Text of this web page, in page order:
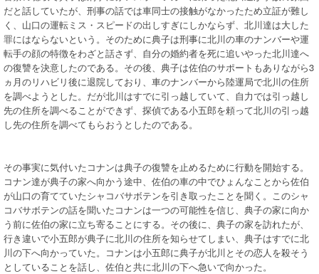
だと話していたが、刑事の話では車同士の接触がなかったため立証が難し
く、山口の運転ミス・スピードの出しすぎにしかならず、北川達は大した
罪にはならないという。そのために典子は刑事に北川の車のナンバーや運
転手の顔の特徴をわざと話さず、自分の婚約者を死に追いやった北川達へ
の復讐を決意したのである。その後、典子は佐伯のサポートもありながら3
ヵ月のリハビリ後に退院しており、車のナンバーから陸運局で北川の住所
を調べようとした。だが北川はすでに引っ越していて、自力では引っ越し
先の住所を調べることができず、探偵である小五郎を頼って北川の引っ越
し先の住所を調べてもらおうとしたのである。
その事実に気付いたコナンは典子の復讐を止めるために行動を開始する。
コナン達が典子の家へ向かう途中、佐伯の車の中でひょんなことから佐伯
が山口の育てていたシャコバサボテンを引き取ったことを聞く。このシャ
コバサボテンの話を聞いたコナンは一つの可能性を信じ、典子の家に向か
う前に佐伯の家に立ち寄ることにする。その後に、典子の家を訪れたが、
行き違いで小五郎が典子に北川の住所を知らせてしまい、典子はすでに北
川の下へ向かっていた。コナンは小五郎に典子が北川とその恋人を殺そう
としていることを話し、佐伯と共に北川の下へ急いで向かった。